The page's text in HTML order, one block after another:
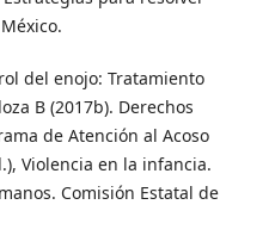
del enojo: Tratamiento
B (2017b). Derechos
de Atención al Acoso
Violencia en la infancia.
Comisión Estatal de